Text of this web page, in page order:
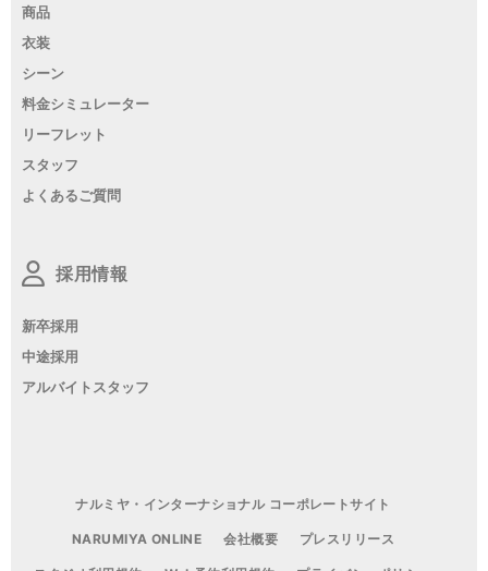
商品
衣装
シーン
料金シミュレーター
リーフレット
スタッフ
よくあるご質問
採用情報
新卒採用
中途採用
アルバイトスタッフ
ナルミヤ・インターナショナル コーポレートサイト
NARUMIYA ONLINE 会社概要 プレスリリース